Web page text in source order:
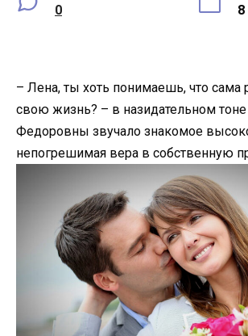
0 8
– Лена, ты хоть понимаешь, что сама
свою жизнь? – в назидательном
Федоровны звучало знакомое
непогрешимая вера в собственную